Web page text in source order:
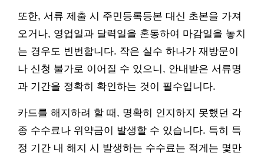
또한, 서류 제출 시 주민등록등본 대신 초본을 가져
오거나, 영업일과 달력일을 혼동하여 마감일을 놓치
는 경우도 빈번합니다. 작은 실수 하나가 재방문이
나 신청 불가로 이어질 수 있으니, 안내받은 서류명
과 기간을 정확히 확인하는 것이 필수입니다.
카드를 해지하려 할 때, 명확히 인지하지 못했던 각
종 수수료나 위약금이 발생할 수 있습니다. 특히 특
정 기간 내 해지 시 발생하는 수수료는 적게는 몇만